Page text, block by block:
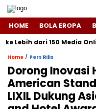
HOME BOLA EROPA
150 Media Online
Home / Pers Rilis
Dorong Inovasi
American
LIXIL Dukung